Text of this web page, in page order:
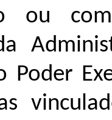
ou
Poder